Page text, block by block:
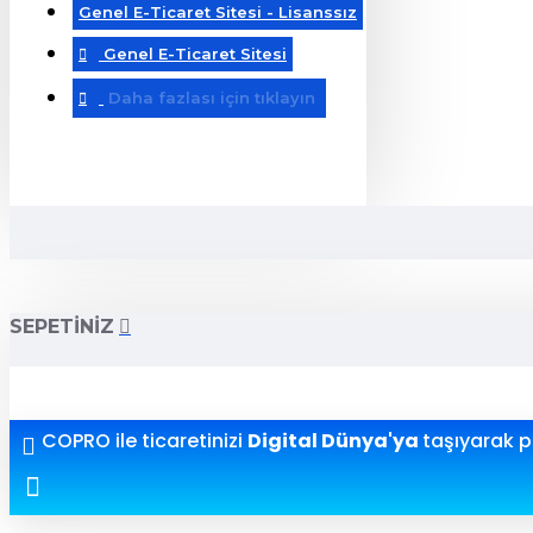
Genel E-Ticaret Sitesi - Lisanssız
Genel E-Ticaret Sitesi
Daha fazlası için tıklayın
SEPETINIZ
COPRO ile ticaretinizi Digital Dünya'ya taşıyarak